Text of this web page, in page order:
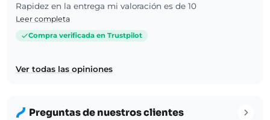
Rapidez en la entrega mi valoración es de 10
Leer completa
Compra verificada en Trustpilot
Ver todas las opiniones
Preguntas de nuestros clientes